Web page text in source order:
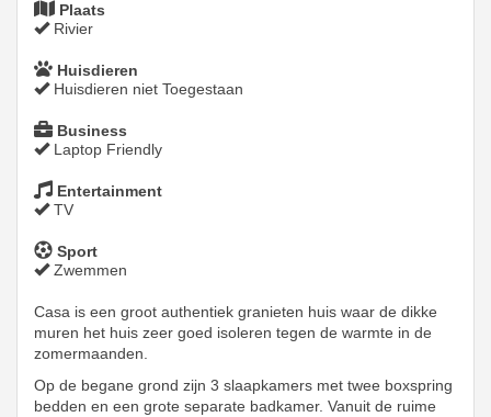
Plaats
Rivier
Huisdieren
Huisdieren niet Toegestaan
Business
Laptop Friendly
Entertainment
TV
Sport
Zwemmen
Casa is een groot authentiek granieten huis waar de dikke
muren het huis zeer goed isoleren tegen de warmte in de
zomermaanden.
Op de begane grond zijn 3 slaapkamers met twee boxspring
bedden en een grote separate badkamer. Vanuit de ruime